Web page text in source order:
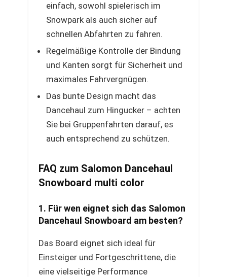
einfach, sowohl spielerisch im
Snowpark als auch sicher auf
schnellen Abfahrten zu fahren.
Regelmäßige Kontrolle der Bindung
und Kanten sorgt für Sicherheit und
maximales Fahrvergnügen.
Das bunte Design macht das
Dancehaul zum Hingucker – achten
Sie bei Gruppenfahrten darauf, es
auch entsprechend zu schützen.
FAQ zum Salomon Dancehaul
Snowboard multi color
1. Für wen eignet sich das Salomon
Dancehaul Snowboard am besten?
Das Board eignet sich ideal für
Einsteiger und Fortgeschrittene, die
eine vielseitige Performance